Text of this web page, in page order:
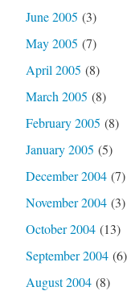
June 2005 (3)
May 2005 (7)
April 2005 (8)
March 2005 (8)
February 2005 (8)
January 2005 (5)
December 2004(7)
November 2004(3)
October 2004(13)
September 2004(6)
August 2004(8)